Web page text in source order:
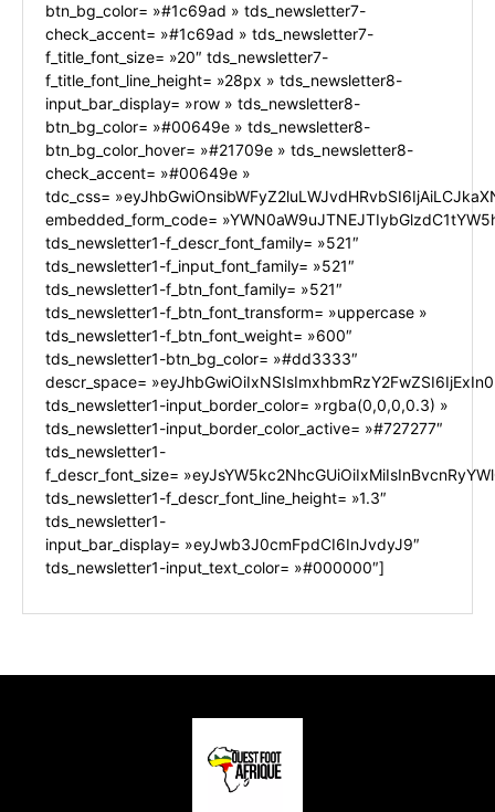
btn_bg_color= »#1c69ad » tds_newsletter7-
check_accent= »#1c69ad » tds_newsletter7-
f_title_font_size= »20″ tds_newsletter7-
f_title_font_line_height= »28px » tds_newsletter8-
input_bar_display= »row » tds_newsletter8-
btn_bg_color= »#00649e » tds_newsletter8-
btn_bg_color_hover= »#21709e » tds_newsletter8-
check_accent= »#00649e »
tdc_css=
embedded_form_code=
tds_newsletter1-f_descr_font_family= »521″
tds_newsletter1-f_input_font_family= »521″
tds_newsletter1-f_btn_font_family= »521″
tds_newsletter1-f_btn_font_transform= »uppercase »
tds_newsletter1-f_btn_font_weight= »600″
tds_newsletter1-btn_bg_color= »#dd3333″
descr_space=
tds_newsletter1-input_border_color= »rgba(0,0,0,0.3) »
tds_newsletter1-input_border_color_active= »#727277″
tds_newsletter1-
f_descr_font_size=
tds_newsletter1-f_descr_font_line_height= »1.3″
tds_newsletter1-
input_bar_display= »eyJwb3J0cmFpdCI6InJvdyJ9″
tds_newsletter1-input_text_color= »#000000″]